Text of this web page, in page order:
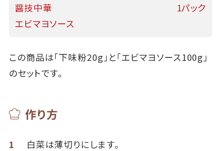
醤技中華
エビマヨソース
1パック
この商品は「下味粉20g」と「エビマヨソース100g」
のセットです。
作り方
1 白菜は薄切りにします。